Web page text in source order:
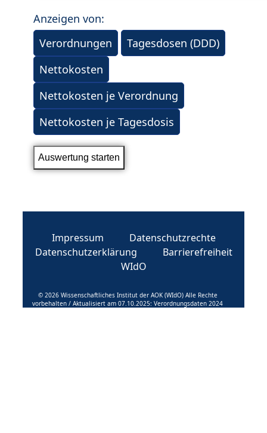
Anzeigen von:
Verordnungen
Tagesdosen (DDD)
Nettokosten
Nettokosten je Verordnung
Nettokosten je Tagesdosis
Impressum
Datenschutzrechte
Datenschutzerklärung
Barrierefreiheit
WIdO
© 2026 Wissenschaftliches Institut der AOK (WIdO) Alle Rechte
vorbehalten / Aktualisiert am 07.10.2025: Verordnungsdaten 2024